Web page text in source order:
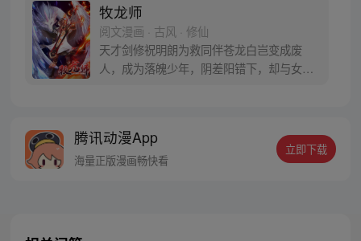
牧龙师
阅文漫画 · 古风 · 修仙
天才剑修祝明朗为救同伴苍龙白岂变成废
人，成为落魄少年，阴差阳错下，却与女武
了自己的传奇之路。
腾讯动漫App
海量正版漫画畅快看
立即下载